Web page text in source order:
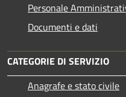
Personale
Documenti e dati
CATEGORIE DI SERVIZIO
Anagrafe e stato civile